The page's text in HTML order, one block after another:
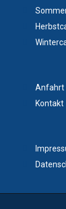
Anfahrt
Kontakt